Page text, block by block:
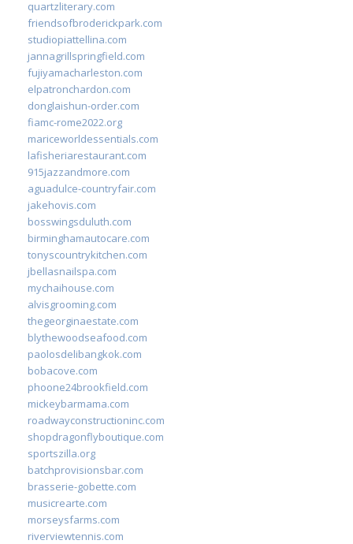
quartzliterary.com
friendsofbroderickpark.com
studiopiattellina.com
jannagrillspringfield.com
fujiyamacharleston.com
elpatronchardon.com
donglaishun-order.com
fiamc-rome2022.org
mariceworldessentials.com
lafisheriarestaurant.com
915jazzandmore.com
aguadulce-countryfair.com
jakehovis.com
bosswingsduluth.com
birminghamautocare.com
tonyscountrykitchen.com
jbellasnailspa.com
mychaihouse.com
alvisgrooming.com
thegeorginaestate.com
blythewoodseafood.com
paolosdelibangkok.com
bobacove.com
phoone24brookfield.com
mickeybarmama.com
roadwayconstructioninc.com
shopdragonflyboutique.com
sportszilla.org
batchprovisionsbar.com
brasserie-gobette.com
musicrearte.com
morseysfarms.com
riverviewtennis.com